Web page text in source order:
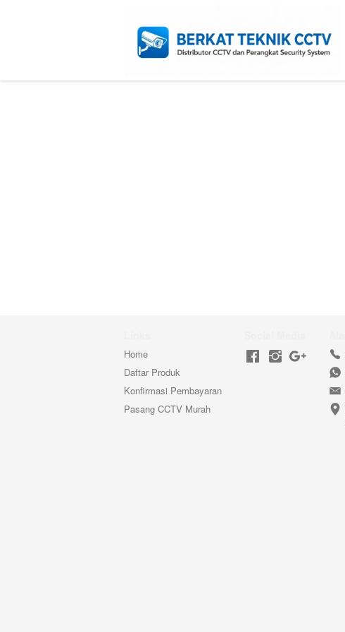
Home
Daftar Produk
Konfirmasi Pembayaran
Pasang CCTV Murah